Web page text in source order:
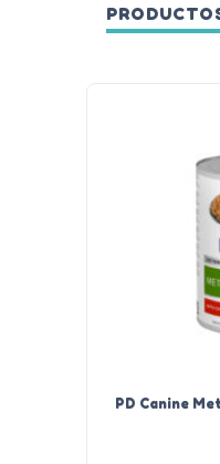
PD Canine